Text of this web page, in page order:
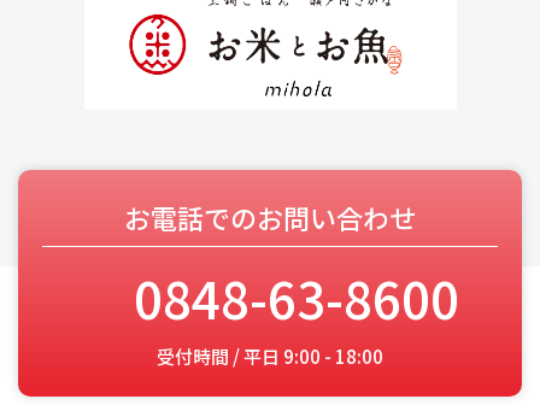
お電話でのお問い合わせ
0848-63-8600
受付時間 / 平日 9:00 - 18:00